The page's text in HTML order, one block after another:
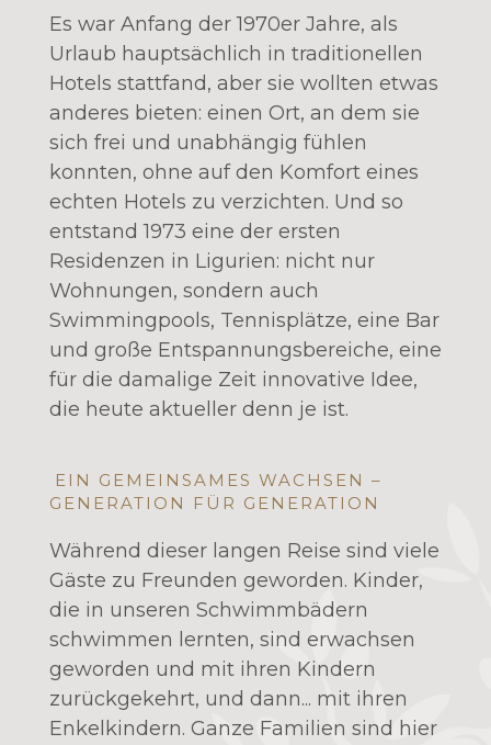
Es war Anfang der 1970er Jahre, als
Urlaub hauptsächlich in traditionellen
Hotels stattfand, aber sie wollten etwas
anderes bieten: einen Ort, an dem sie
sich frei und unabhängig fühlen
konnten, ohne auf den Komfort eines
echten Hotels zu verzichten. Und so
entstand 1973 eine der ersten
Residenzen in Ligurien: nicht nur
Wohnungen, sondern auch
Swimmingpools, Tennisplätze, eine Bar
und große Entspannungsbereiche, eine
für die damalige Zeit innovative Idee,
die heute aktueller denn je ist.
EIN GEMEINSAMES WACHSEN –
GENERATION FÜR GENERATION
Während dieser langen Reise sind viele
Gäste zu Freunden geworden. Kinder,
die in unseren Schwimmbädern
schwimmen lernten, sind erwachsen
geworden und mit ihren Kindern
zurückgekehrt, und dann... mit ihren
Enkelkindern. Ganze Familien sind hier